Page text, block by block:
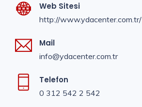
Web Sitesi
http://www.ydacenter.com.tr/
Mail
info@ydacenter.com.tr
Telefon
0 312 542 2 542